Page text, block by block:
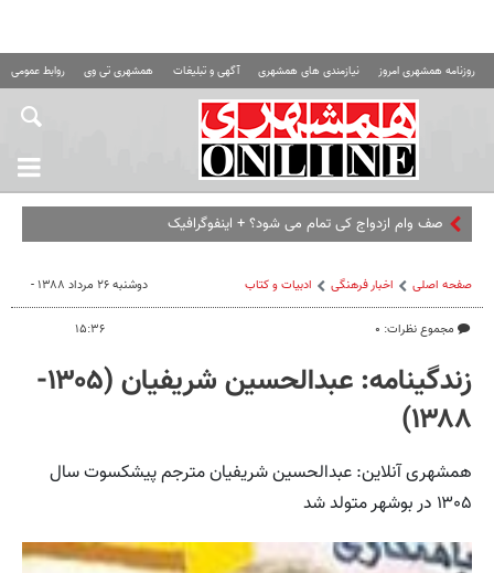
روزنامه همشهری امروز نیازمندی های همشهری آگهی و تبلیغات همشهری تی وی روابط عمومی
صف وام ازدواج کی تمام می شود؟ + اینفوگرافیک
صفحه اصلی اخبار فرهنگی ادبیات و کتاب
مجموع نظرات: ۰
دوشنبه ۲۶ مرداد ۱۳۸۸ -
۱۵:۳۶
زندگینامه: عبدالحسین شریفیان (۱۳۰۵-
۱۳۸۸)
همشهری‌ آنلاین: عبدالحسین شریفیان مترجم پیشکسوت سال
۱۳۰۵ در بوشهر متولد شد